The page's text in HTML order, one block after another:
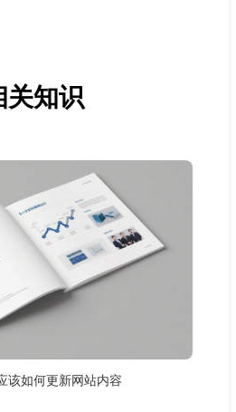
关知识
该如何更新网站内容